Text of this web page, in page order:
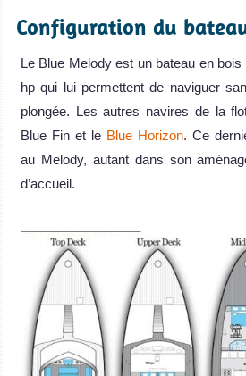
Configuration du
Le Blue Melody est un bateau en
hp qui lui permettent de naviguer
plongée. Les autres navires de la
Blue Fin et le Blue Horizon. Ce
au Melody, autant dans son
d’accueil.